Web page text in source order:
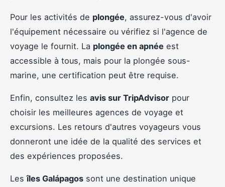
Pour les activités de plongée, assurez-vous d'avoir
l'équipement nécessaire ou vérifiez si l'agence de
voyage le fournit. La plongée en apnée est
accessible à tous, mais pour la plongée sous-
marine, une certification peut être requise.
Enfin, consultez les avis sur TripAdvisor pour
choisir les meilleures agences de voyage et
excursions. Les retours d'autres voyageurs vous
donneront une idée de la qualité des services et
des expériences proposées.
Lesîles Galápagos sont une destination unique